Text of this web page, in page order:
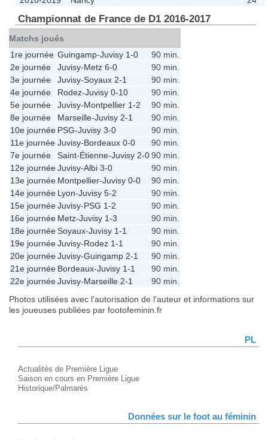
Championnat de France de D1 2016-2017
Matchs joués
1re journée Guingamp-Juvisy 1-0
90 min.
2e journée
Juvisy-Metz 6-0
90 min.
3e journée
Juvisy-Soyaux 2-1
90 min.
4e journée
Rodez-Juvisy 0-10
90 min.
5e journée
Juvisy-Montpellier 1-2
90 min.
8e journée
Marseille-Juvisy 2-1
90 min.
10e journée PSG-Juvisy 3-0
90 min.
11e journée Juvisy-Bordeaux 0-0
90 min.
7e journée
Saint-Étienne-Juvisy 2-090 min.
12e journéeJuvisy-Albi 3-0
90 min.
13e journée Montpellier-Juvisy 0-0
90 min.
14e journée Lyon-Juvisy 5-2
90 min.
15e journéeJuvisy-PSG 1-2
90 min.
16e journée Metz-Juvisy 1-3
90 min.
18e journéeSoyaux-Juvisy 1-1
90 min.
19e journéeJuvisy-Rodez 1-1
90 min.
20e journéeJuvisy-Guingamp 2-1
90 min.
21e journée Bordeaux-Juvisy 1-1
90 min.
22e journéeJuvisy-Marseille 2-1
90 min.
Photos utilisées avec l'autorisation de l'auteur et informations sur
les joueuses publiées par footofeminin.fr
PL
Actualités de Première Ligue
Saison en cours en Première Ligue
Historique/Palmarès
Données sur le foot au féminin